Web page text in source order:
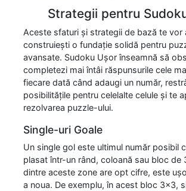
Strategii pentru
Aceste sfaturi și strategii de bază te vor
construiești o fundație solidă pentru
avansate. Sudoku Ușor înseamnă să
completezi mai întâi răspunsurile cele
fiecare dată când adaugi un număr,
posibilitățile pentru celelalte celule și te
rezolvarea puzzle-ului.
Single-uri Goale
Un single gol este ultimul număr posibil
plasat într-un rând, coloană sau bloc de
dintre aceste zone are opt cifre, este
a noua. De exemplu, în acest bloc 3x3,